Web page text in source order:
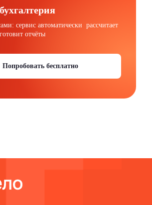
сервис автоматически рассчитает
отчёты
Попробовать бесплатно